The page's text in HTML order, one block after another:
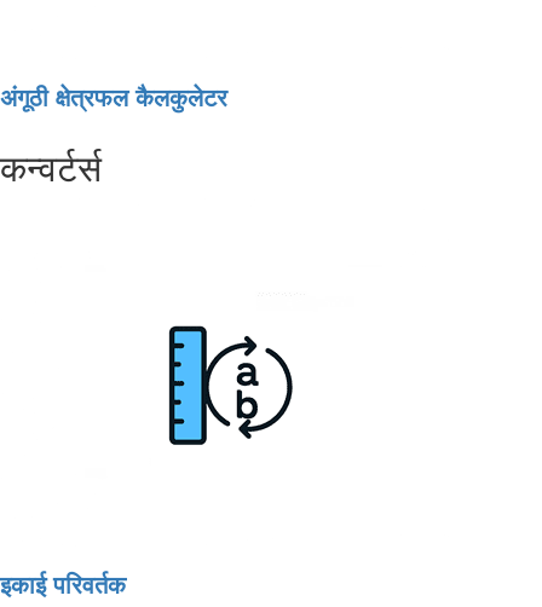
अंगूठी क्षेत्रफल कैलकुलेटर
कन्वर्टर्स
इकाई परिवर्तक